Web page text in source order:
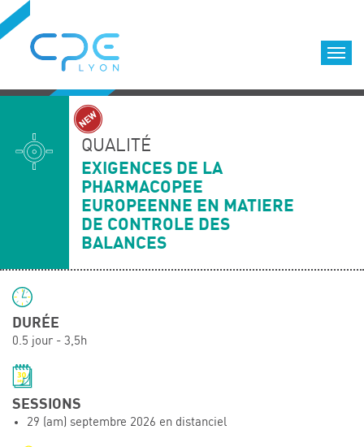
Accueil
Formations qualifiantes
Formations diplômantes
Infos pratiques
Déroulement des formations
Equipe
Accès
Symposium on Chain Transfer Catalysis for
sustainability – September 15 and 16, 2026
QUALITÉ
EXIGENCES DE LA
PHARMACOPEE
EUROPEENNE EN MATIERE
DE CONTROLE DES
BALANCES
DURÉE
0.5 jour - 3,5h
SESSIONS
29 (am) septembre 2026 en distanciel
Cookies management panel